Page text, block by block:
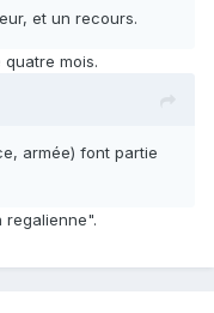
et un recours.
quatre mois.
armée) font partie